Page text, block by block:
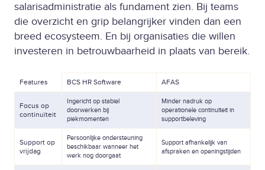
salarisadministratie als fundament zien. Bij teams
die overzicht en grip belangrijker vinden dan een
breed ecosysteem. En bij organisaties die willen
investeren in betrouwbaarheid in plaats van bereik.
Features BCS HR Software AFAS
Focus op
continuïteit
Ingericht op stabiel
doorwerken bij
piekmomenten
Minder nadruk op
operationele continuïteit in
supportbeleving
Support op
vrijdag
Persoonlijke ondersteuning
beschikbaar wanneer het
werk nog doorgaat
Support afhankelijk van
afspraken en openingstijden